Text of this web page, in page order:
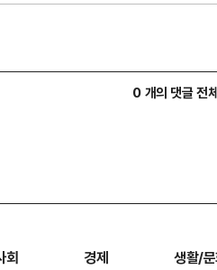
0 개의 댓글 전
회 경제 생활/